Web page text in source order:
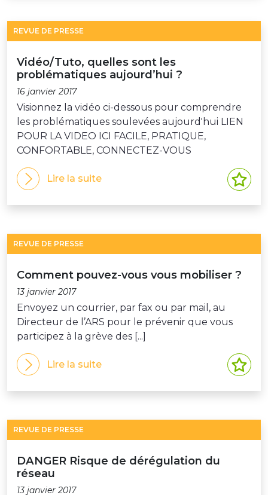
REVUE DE PRESSE
Vidéo/Tuto, quelles sont les
problématiques aujourd’hui ?
16 janvier 2017
Visionnez la vidéo ci-dessous pour comprendre
les problématiques soulevées aujourd'hui LIEN
POUR LA VIDEO ICI FACILE, PRATIQUE,
CONFORTABLE, CONNECTEZ-VOUS
Lire la suite
REVUE DE PRESSE
Comment pouvez-vous vous mobiliser ?
13 janvier 2017
Envoyez un courrier, par fax ou par mail, au
Directeur de l’ARS pour le prévenir que vous
participez à la grève des [...]
Lire la suite
REVUE DE PRESSE
DANGER Risque de dérégulation du
réseau
13 janvier 2017